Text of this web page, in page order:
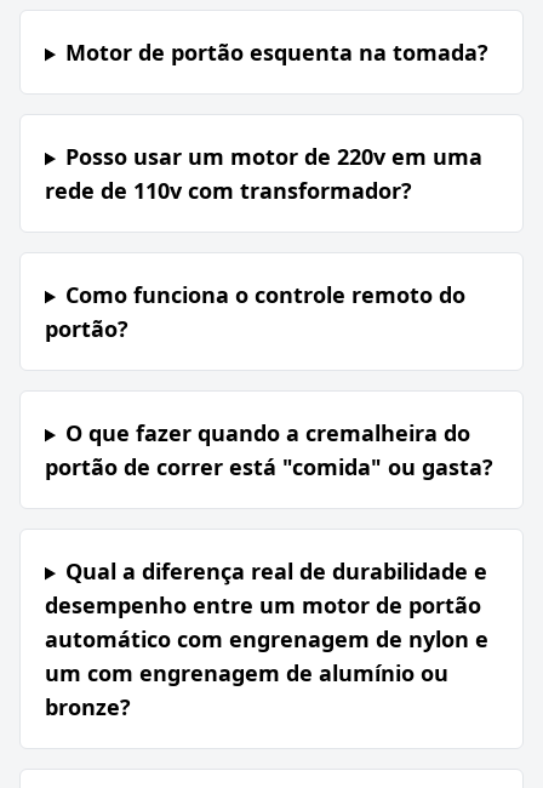
Motor de portão esquenta na tomada?
Posso usar um motor de 220v em uma
rede de 110v com transformador?
Como funciona o controle remoto do
portão?
O que fazer quando a cremalheira do
portão de correr está "comida" ou gasta?
Qual a diferença real de durabilidade e
desempenho entre um motor de portão
automático com engrenagem de nylon e
um com engrenagem de alumínio ou
bronze?